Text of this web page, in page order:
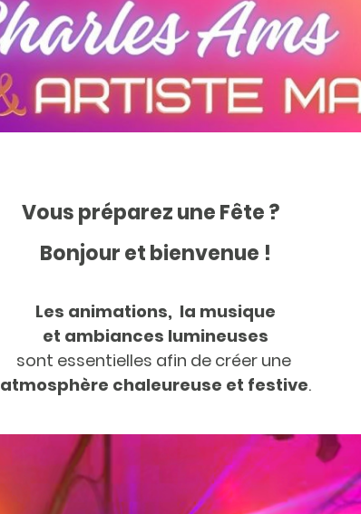
Vous préparez une Fête ?
Bonjour et bienvenue !
Les animations, la musique
et ambiances lumineuses
sont essentielles afin de créer une
atmosphère chaleureuse et festive.